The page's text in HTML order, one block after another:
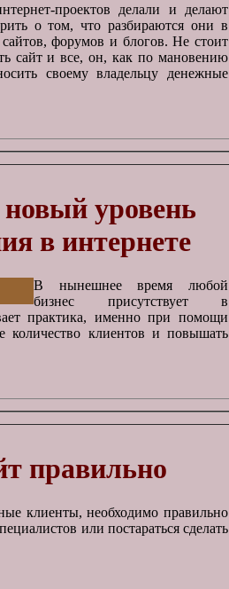
проектов делали и делают
о том, что разбираются они в
форумов и блогов. Не стоит
сайт и все, он, как по мановению
своему владельцу денежные
уровень
в интернете
В нынешнее время любой
бизнес присутствует в
практика, именно при помощи
количество клиентов и повышать
правильно
клиенты, необходимо правильно
или постараться сделать